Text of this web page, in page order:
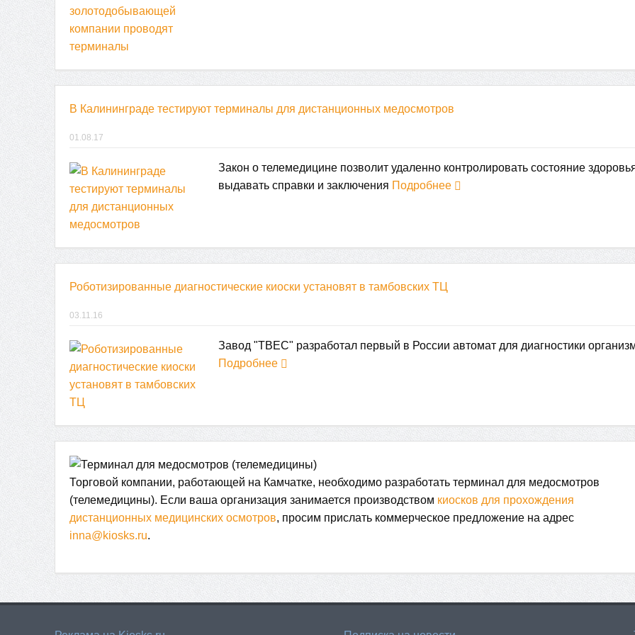
В Калининграде тестируют терминалы для дистанционных медосмотров
01.08.17
Закон о телемедицине позволит удаленно контролировать состояние
выдавать справки и заключения Подробнее
Роботизированные диагностические киоски установят в тамбовских ТЦ
03.11.16
Завод "ТВЕС" разработал первый в России автомат для диагностики
Подробнее
Торговой компании, работающей на Камчатке, необходимо разработать терминал для медосмотров
(телемедицины). Если ваша организация занимается производством киосков для прохождения
дистанционных медицинских осмотров, просим прислать коммерческое предложение на адрес
inna@kiosks.ru.